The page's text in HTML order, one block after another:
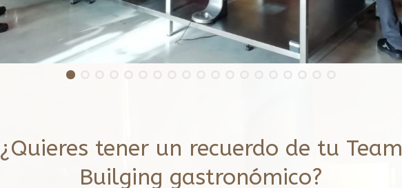
¿Quieres tener un recuerdo de tu Team
Builging gastronómico?